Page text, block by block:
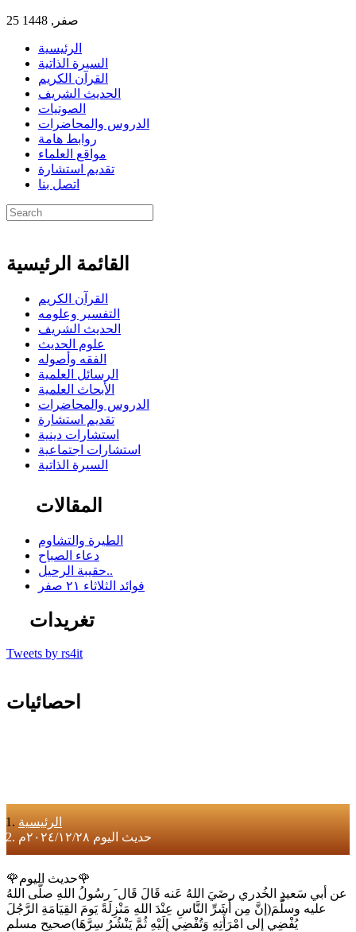
25 صفر, 1448
الرئيسية
السيرة الذاتية
القرآن الكريم
الحديث الشريف
الصوتيات
الدروس والمحاضرات
روابط هامة
مواقع العلماء
تقديم استشارة
اتصل بنا
القائمة الرئيسية
القرآن الكريم
التفسير وعلومه
الحديث الشريف
علوم الحديث
الفقه وأصوله
الرسائل العلمية
الأبحاث العلمية
الدروس والمحاضرات
تقديم استشارة
استشارات دينية
استشارات اجتماعية
السيرة الذاتية
المقالات
الطيرة والتشاوم
دعاء الصباح
حقيبة الرحيل..
فوائد الثلاثاء ٢١ صفر
تغريدات
Tweets by rs4it
احصائيات
الرئيسية
حديث اليوم ٢٠٢٤/١٢/٢٨م
🌹حديث اليوم🌹
عن أبي سَعيدٍ الخُدري رضَيَ اللهُ عَنه قَالَ قَال َ رسُولُ اللهِ صلَّى اللهُ
عليه وسلَّمَ(إنَّ مِن أَشَرِّ النَّاسِ عِنْدَ اللهِ مَنْزِلَةً يَومَ القِيَامَةِ الرَّجُلَ
يُفْضِي إلى امْرَأَتِهِ وَتُفْضِي إِلَيْهِ ثُمَّ يَنْشُرُ سِرَّهَا)صحيح مسلم